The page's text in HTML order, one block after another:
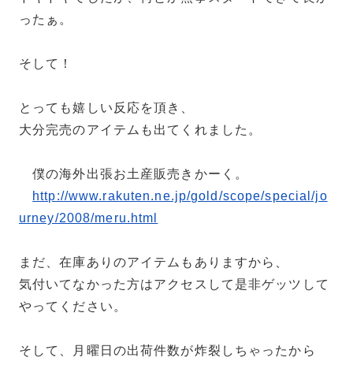
ったぁ。
そして！
とっても嬉しい反応を頂き、
大分完売のアイテムも出てくれました。
僕の海外出張お土産販売きかーく。
http://www.rakuten.ne.jp/gold/scope/special/jo
urney/2008/meru.html
まだ、在庫ありのアイテムもありますから、
気付いてなかった方はアクセスして是非ゲッツして
やってください。
そして、月曜日の出荷件数が炸裂しちゃったから